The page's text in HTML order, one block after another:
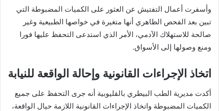
وأسفرت أعمال التفتيش عن العثور على الكميات المضبوطة التي
تبين بعد الفحص الظاهري أنها متغيرة في خواصها الطبيعية وغير
صالحة للاستهلاك الآدمي، الأمر الذي استدعى التحفظ عليها فورا
ومنع وصولها إلى الأسواق.
اتخاذ الإجراءات القانونية وإحالة الواقعة للنيابة
أكدت مديرية الطب البيطري بالقليوبية أنه جرى التحفظ على جميع
الكميات المضبوطة واتخاذ الإجراءات القانونية اللازمة حيال الواقعة،